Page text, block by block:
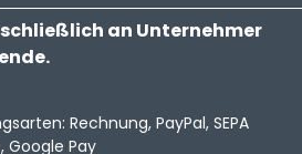
an Unternehmer
Rechnung, PayPal, SEPA
Google Pay